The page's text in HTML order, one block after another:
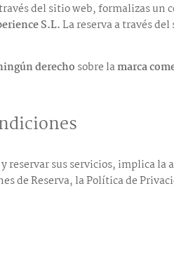
del sitio web, formalizas un
S.L.La reserva a través
derecho sobre lamarca
y reservar sus servicios, implica la
de Reserva, la Política de